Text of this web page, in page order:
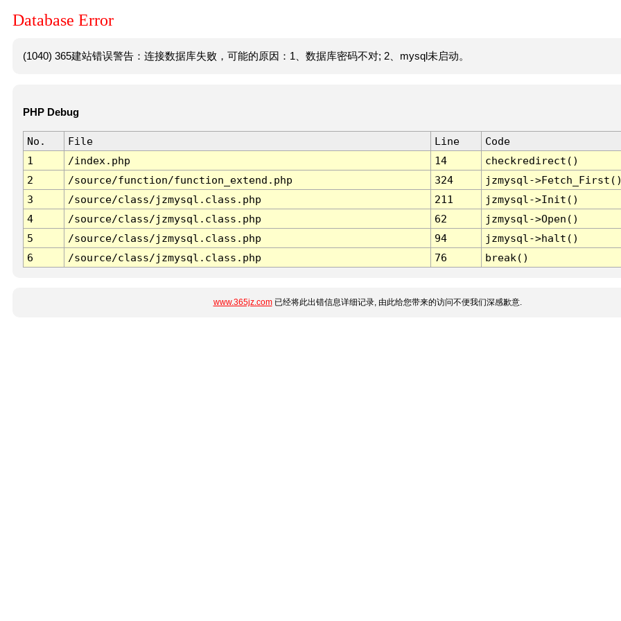
Database Error
(1040) 365建站错误警告：连接数据库失败，可能的原因：1、数据库密码不对; 2、mysql未启动。
PHP Debug
No. File Line
Code
1
/index.php 14
checkredirect()
2
/source/function/function_extend.php 324
jzmysql-
3
/source/class/jzmysql.class.php 211
jzmysql->Init()
4
/source/class/jzmysql.class.php 62
jzmysql->Open()
5
/source/class/jzmysql.class.php 94
jzmysql->halt()
6
/source/class/jzmysql.class.php 76 break()
www.365jz.com已经将此出错信息详细记录, 由此给您带来的访问不便我们深感歉意.